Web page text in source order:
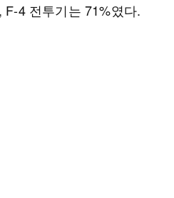
4 전투기는 71%였다.